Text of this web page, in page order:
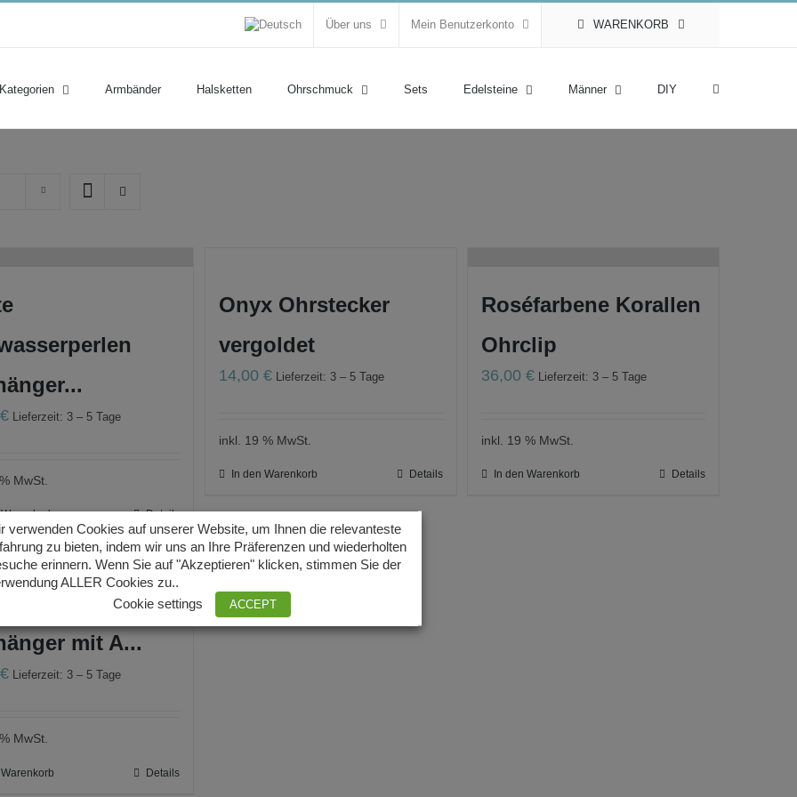
Über uns Mein Benutzerkonto WARENKORB
Armbänder Halsketten Ohrschmuck Sets Edelsteine Männer DIY
€ Lieferzeit: 3 – 5 Tage
MwSt.
Warenkorb Details
Onyx Ohrstecker
vergoldet
14,00 € Lieferzeit: 3 – 5 Tage
inkl. 19 % MwSt.
In den Warenkorb Details
Roséfarbene Korallen
Ohrclip
36,00€ Lieferzeit: 3 – 5 Tage
inkl. 19 % MwSt.
In den Warenkorb Details
mit A...
€ Lieferzeit: 3 – 5 Tage
MwSt.
Details
verwenden Cookies auf unserer Website, um Ihnen die relevanteste
zu bieten, indem wir uns an Ihre Präferenzen und wiederholten
erinnern. Wenn Sie auf "Akzeptieren" klicken, stimmen Sie der
ALLER Cookies zu..
Cookie settings
ACCEPT